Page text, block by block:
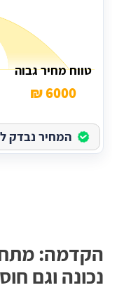
טווח מחיר גבוה
6000 ₪
המחיר נבדק
הקדמה:
נכונה וגם